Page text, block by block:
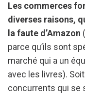
Les commerces
diverses raisons,
la faute d’Amazon
parce qu’ils sont
marché qui a un
avec les livres).
concurrents qui se